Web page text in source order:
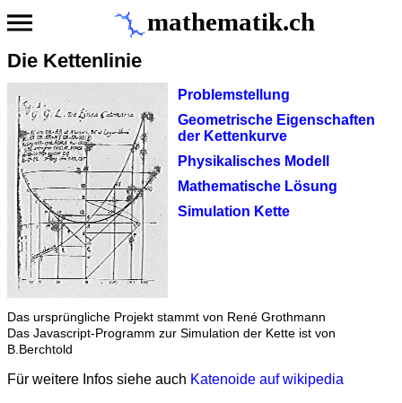
mathematik.ch
Die Kettenlinie
Problemstellung
Geometrische Eigenschaften
der Kettenkurve
Physikalisches Modell
Mathematische Lösung
Simulation Kette
Das ursprüngliche Projekt stammt von René Grothmann
Das Javascript-Programm zur Simulation der Kette ist von
B.Berchtold
Für weitere Infos siehe auch Katenoide auf wikipedia